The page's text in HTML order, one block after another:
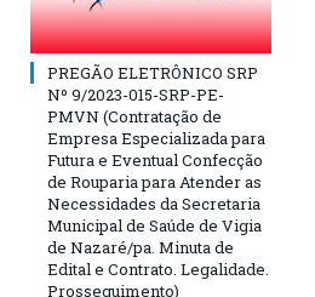
PREGÃO ELETRÔNICO SRP
Nº 9/2023-015-SRP-PE-
PMVN (Contratação de
Empresa Especializada para
Futura e Eventual Confecção
de Rouparia para Atender as
Necessidades da Secretaria
Municipal de Saúde de Vigia
de Nazaré/pa. Minuta de
Edital e Contrato. Legalidade.
Prosseguimento)